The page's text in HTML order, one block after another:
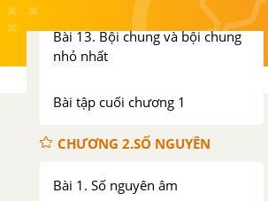
Bài 13. Bội chung và bội chung
nhỏ nhất
Bài tập cuối chương 1
CHƯƠNG 2.SỐ NGUYÊN
Bài 1. Số nguyên âm